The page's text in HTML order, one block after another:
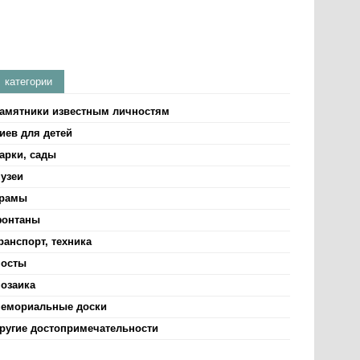
категории
известным личностям
для детей
сады
техника
доски
достопримечательности